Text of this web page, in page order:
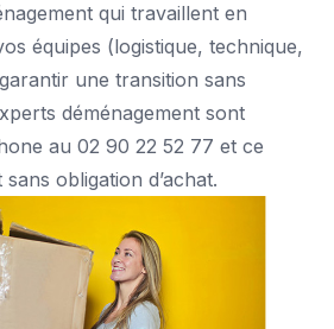
qui travaillent en
équipes (logistique, technique,
une transition sans
déménagement sont
au 02 90 22 52 77 et ce
obligation d’achat.